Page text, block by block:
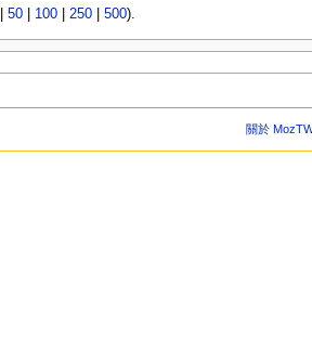
50| 100| 250| 500).
關於